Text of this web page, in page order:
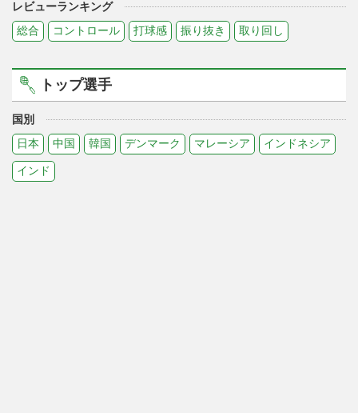
レビューランキング
総合
コントロール 打球感 振り抜き 取り回し
トップ選手
国別
日本
中国 韓国 デンマーク マレーシア インドネシア
インド